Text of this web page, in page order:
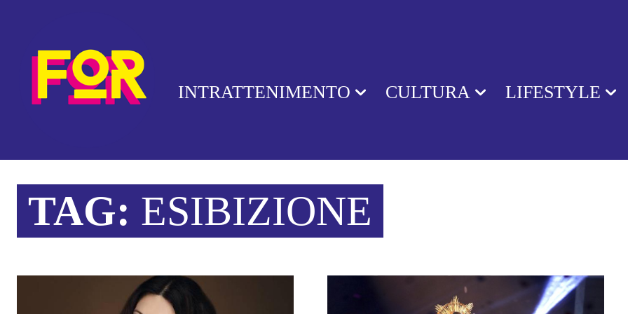
INTRATTENIMENTO CULTURA LIFESTYLE
TAG: ESIBIZIONE